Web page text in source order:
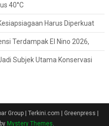
40°C
Harus Diperkuat
Terdampak El Nino 2026,
Subjek Utama Konservasi
Group | Terkini.com | Greenpress |
Mystery Themes